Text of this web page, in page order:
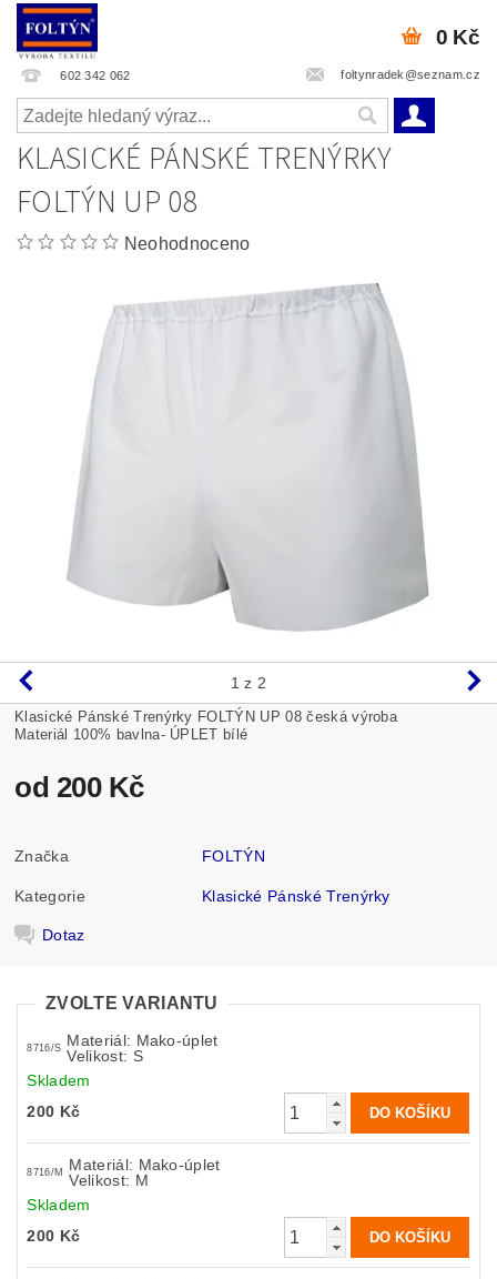
602 342 062 foltynradek@seznam.cz
0 Kč
KLASICKÉ PÁNSKÉ TRENÝRKY
FOLTÝN UP 08
Neohodnoceno
1 z 2
Klasické Pánské Trenýrky FOLTÝN UP 08 česká výroba
Materiál 100% bavlna- ÚPLET bílé
od 200 Kč
Značka FOLTÝN
Kategorie Klasické Pánské Trenýrky
Dotaz
ZVOLTE VARIANTU
8716/S Materiál: Mako-úplet
Velikost: S
Skladem
200 Kč
8716/M
Materiál: Mako-úplet
Velikost: M
Skladem
200 Kč